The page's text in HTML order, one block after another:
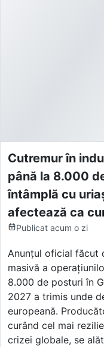
Cutremur în
până la 8.000
întâmplă cu
afectează ca
Publicat acum o zi
Anunțul oficial făcut
masivă a
8.000 de posturi în
2027 a trimis unde
europeană.
curând cel mai
crizei globale, se